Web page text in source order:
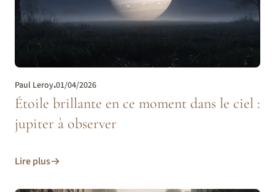
Paul Leroy.01/04/2026
Étoile brillante en ce moment dans le ciel :
jupiter à observer
Lire plus